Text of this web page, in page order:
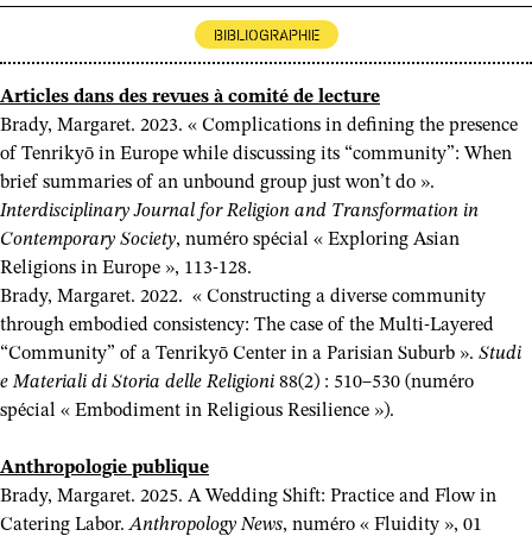
BIBLIOGRAPHIE
Articles dans des revues à comité de lecture
Brady, Margaret. 2023. « Complications in defining the presence
of Tenrikyō in Europe while discussing its “community”: When
brief summaries of an unbound group just won’t do ».
Interdisciplinary Journal for Religion and Transformation in
Contemporary Society, numéro spécial « Exploring Asian
Religions in Europe », 113-128.
Brady, Margaret. 2022. « Constructing a diverse community
through embodied consistency: The case of the Multi‑Layered
“Community” of a Tenrikyō Center in a Parisian Suburb ». Studi
e Materiali di Storia delle Religioni 88(2) : 510–530 (numéro
spécial « Embodiment in Religious Resilience »).
Anthropologie publique
Brady, Margaret. 2025. A Wedding Shift: Practice and Flow in
Catering Labor.Anthropology News, numéro « Fluidity », 01